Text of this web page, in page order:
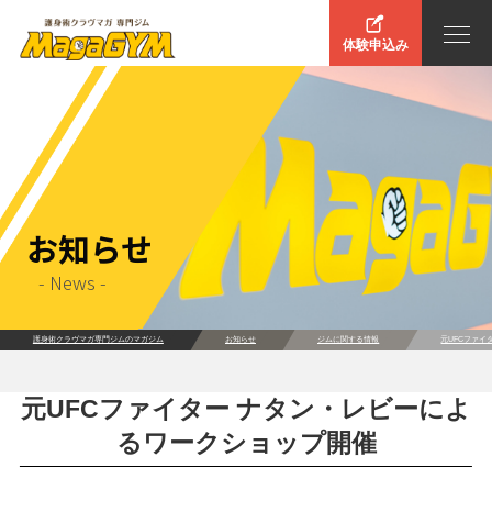
体験申込み
お知らせ
- News -
護身術クラヴマガ専門ジムのマガジム お知らせ ジムに関する情報 元UFCファイ
元UFCファイター ナタン・レビーによ
るワークショップ開催